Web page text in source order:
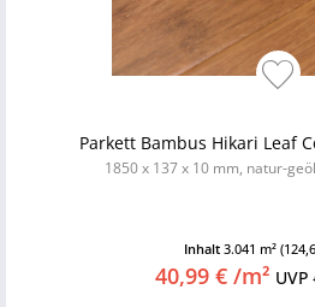
Parkett Bambus Hikari Leaf
1850 x 137 x 10 mm, natur-
Inhalt 3.041 m²
40,99 € /m² UVP